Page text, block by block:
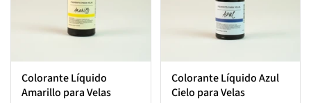
Colorante Líquido
Amarillo para Velas
Colorante Líquido Azul
Cielo para Velas